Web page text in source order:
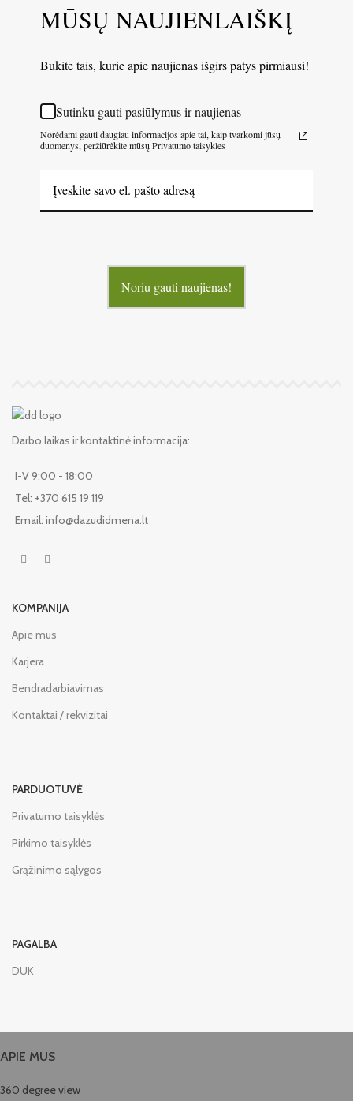
MŪSŲ NAUJIENLAIŠKĮ
Būkite tais, kurie apie naujienas išgirs patys pirmiausi!
Sutinku gauti pasiūlymus ir naujienas
Norėdami gauti daugiau informacijos apie tai, kaip tvarkomi jūsų
duomenys, peržiūrėkite mūsų Privatumo taisykles
Noriu gauti naujienas!
Darbo laikas ir kontaktinė informacija:
I-V 9:00 - 18:00
Tel: +370 615 19 119
Email: info@dazudidmena.lt
KOMPANIJA
Apie mus
Karjera
Bendradarbiavimas
Kontaktai / rekvizitai
PARDUOTUVĖ
Privatumo taisyklės
Pirkimo taisyklės
Grąžinimo sąlygos
PAGALBA
DUK
APIE MUS
360 degree view